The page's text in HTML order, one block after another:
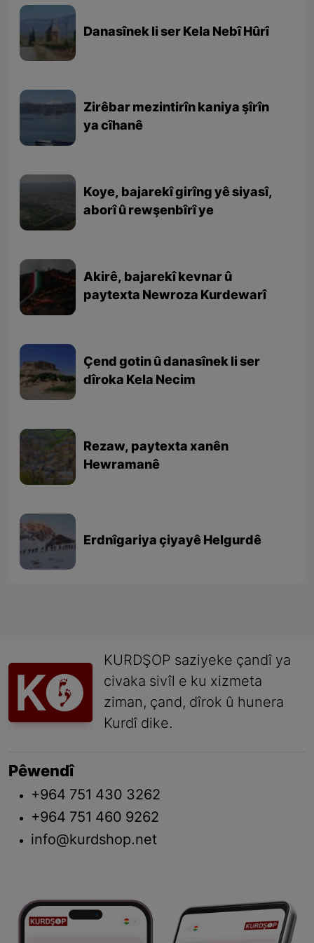
Danasînek li ser Kela Nebî Hûrî
Zirêbar mezintirîn kaniya şîrîn
ya cîhanê
Koye, bajarekî girîng yê siyasî,
aborî û rewşenbîrî ye
Akirê, bajarekî kevnar û
paytexta Newroza Kurdewarî
Çend gotin û danasînek li ser
dîroka Kela Necim
Rezaw, paytexta xanên
Hewramanê
Erdnîgariya çiyayê Helgurdê
KURDŞOP saziyeke çandî ya
civaka sivîl e ku xizmeta
ziman, çand, dîrok û hunera
Kurdî dike.
Pêwendî
+964 751 430 3262
+964 751 460 9262
info@kurdshop.net